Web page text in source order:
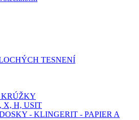
TESNENÍ
KRÚŽKY
X, H, USIT
- KLINGERIT - PAPIER A